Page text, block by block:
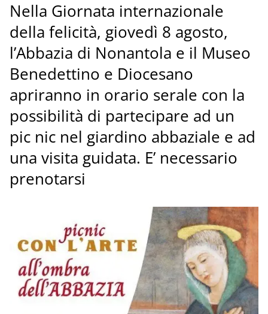
Nella Giornata internazionale
della felicità, giovedì 8 agosto,
l’Abbazia di Nonantola e il Museo
Benedettino e Diocesano
apriranno in orario serale con la
possibilità di partecipare ad un
pic nic nel giardino abbaziale e ad
una visita guidata. E’ necessario
prenotarsi